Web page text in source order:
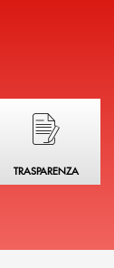
Hai bisogno di
TRASPARENZA